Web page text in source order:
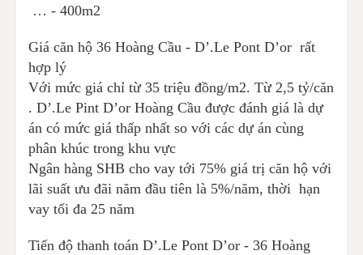
… - 400m2
Giá căn hộ 36 Hoàng Cầu - D’.Le Pont D’or rất
hợp lý
Với mức giá chỉ từ 35 triệu đồng/m2. Từ 2,5 tỷ/căn
. D’.Le Pint D’or Hoàng Cầu được đánh giá là dự
án có mức giá thấp nhất so với các dự án cùng
phân khúc trong khu vực
Ngân hàng SHB cho vay tới 75% giá trị căn hộ với
lãi suất ưu đãi năm đầu tiên là 5%/năm, thời hạn
vay tối đa 25 năm
Tiến độ thanh toán D’.Le Pont D’or - 36 Hoàng